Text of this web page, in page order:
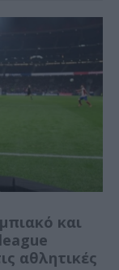
και
αθλητικές